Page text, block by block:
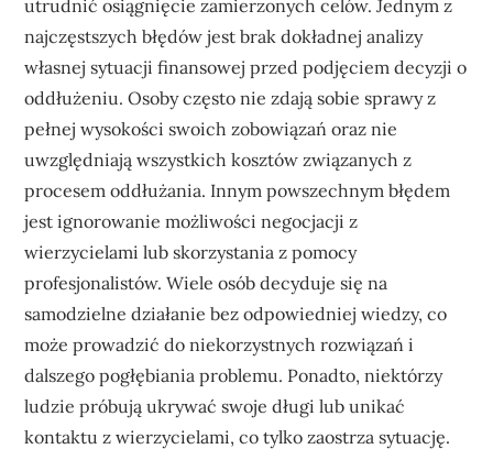
utrudnić osiągnięcie zamierzonych celów. Jednym z
najczęstszych błędów jest brak dokładnej analizy
własnej sytuacji finansowej przed podjęciem decyzji o
oddłużeniu. Osoby często nie zdają sobie sprawy z
pełnej wysokości swoich zobowiązań oraz nie
uwzględniają wszystkich kosztów związanych z
procesem oddłużania. Innym powszechnym błędem
jest ignorowanie możliwości negocjacji z
wierzycielami lub skorzystania z pomocy
profesjonalistów. Wiele osób decyduje się na
samodzielne działanie bez odpowiedniej wiedzy, co
może prowadzić do niekorzystnych rozwiązań i
dalszego pogłębiania problemu. Ponadto, niektórzy
ludzie próbują ukrywać swoje długi lub unikać
kontaktu z wierzycielami, co tylko zaostrza sytuację.